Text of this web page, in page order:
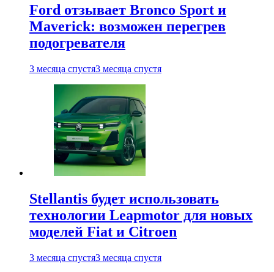
Ford отзывает Bronco Sport и
Maverick: возможен перегрев
подогревателя
3 месяца спустя3 месяца спустя
Stellantis будет использовать
технологии Leapmotor для новых
моделей Fiat и Citroen
3 месяца спустя3 месяца спустя